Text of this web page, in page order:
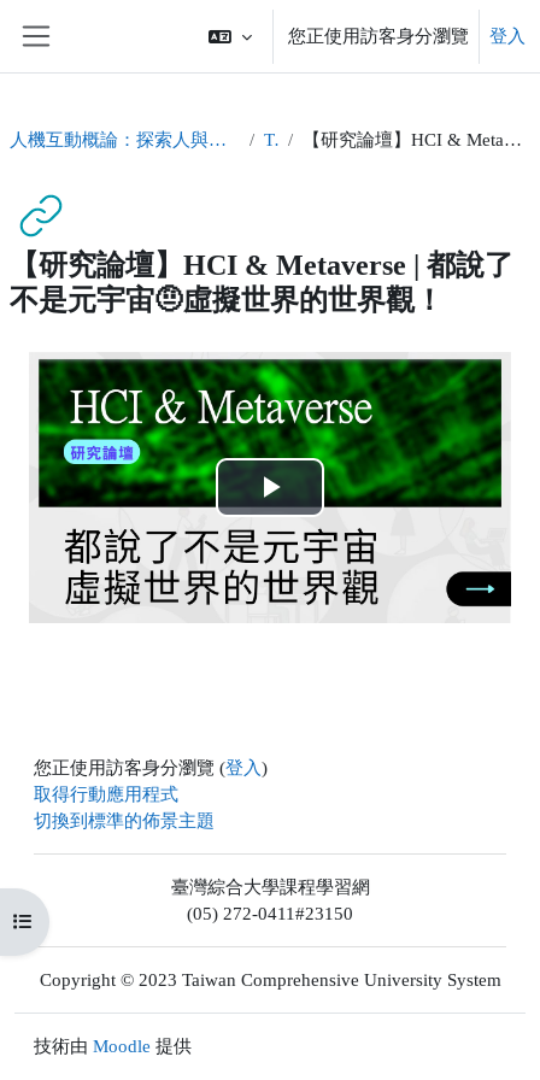
您正使用訪客身分瀏覽 登入
開啟課程索引
人機互動概論：探索人與科技交會的新思維Human-Computer Interaction Topic 4 【研究論壇】HCI & Metaverse | 都說了不是元宇宙🤨虛擬世界的世界觀！
【研究論壇】HCI & Metaverse | 都說了
不是元宇宙🤨虛擬世界的世界觀！
播
放
视
您正使用訪客身分瀏覽 (登入)
取得行動應用程式
切換到標準的佈景主題
臺灣綜合大學課程學習網
(05) 272-0411#23150
Copyright © 2023 Taiwan Comprehensive University System
技術由 Moodle 提供